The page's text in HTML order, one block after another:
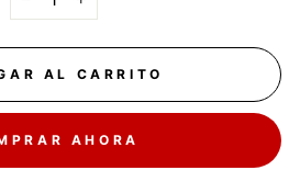
+
AL CARRITO
AHORA